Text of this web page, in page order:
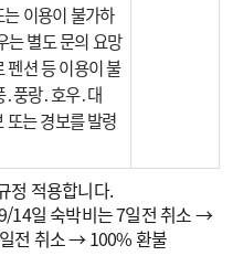
이용이 불가하
는 별도 문의 요망
펜션 등 이용이 불
풍랑․호우․대
또는 경보를 발령
정 적용합니다.
14일 숙박비는 7일전 취소 →
전 취소 → 100% 환불